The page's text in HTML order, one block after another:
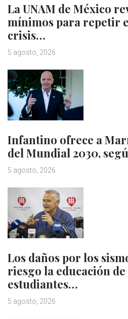
La UNAM de México
mínimos para repetir
crisis…
5 agosto, 2026
Infantino ofrece a
del Mundial 2030,
5 agosto, 2026
Los daños por los
riesgo la educación de
estudiantes…
5 agosto, 2026